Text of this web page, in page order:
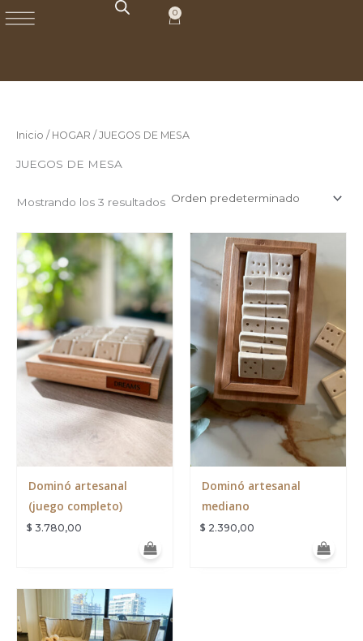
Ir
al
0
Carrito
Inicio / HOGAR / JUEGOS DE MESA
JUEGOS DE MESA
Mostrando los 3 resultados
Dominó artesanal
(juego completo)
$ 3.780,00
Dominó artesanal
mediano
$ 2.390,00